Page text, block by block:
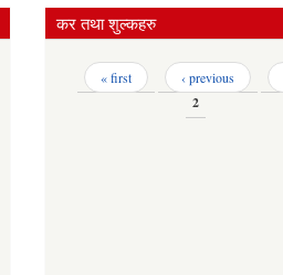
कर तथा शुल्कहरु
Pages« first ‹ previous
2